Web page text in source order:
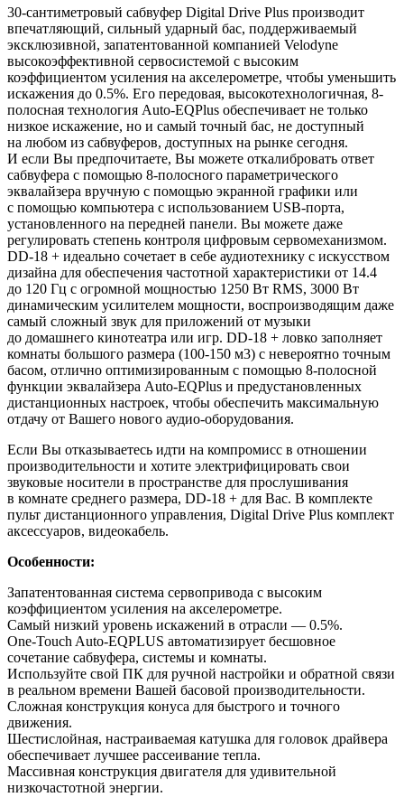
30-сантиметровый сабвуфер Digital Drive Plus производит
впечатляющий, сильный ударный бас, поддерживаемый
эксклюзивной, запатентованной компанией Velodyne
высокоэффективной сервосистемой с высоким
коэффициентом усиления на акселерометре, чтобы уменьшить
искажения до 0.5%. Его передовая, высокотехнологичная, 8-
полосная технология Auto-EQPlus обеспечивает не только
низкое искажение, но и самый точный бас, не доступный
на любом из сабвуферов, доступных на рынке сегодня.
И если Вы предпочитаете, Вы можете откалибровать ответ
сабвуфера с помощью 8-полосного параметрического
эквалайзера вручную с помощью экранной графики или
с помощью компьютера с использованием USB-порта,
установленного на передней панели. Вы можете даже
регулировать степень контроля цифровым сервомеханизмом.
DD-18 + идеально сочетает в себе аудиотехнику с искусством
дизайна для обеспечения частотной характеристики от 14.4
до 120 Гц с огромной мощностью 1250 Вт RMS, 3000 Вт
динамическим усилителем мощности, воспроизводящим даже
самый сложный звук для приложений от музыки
до домашнего кинотеатра или игр. DD-18 + ловко заполняет
комнаты большого размера (100-150 м3) с невероятно точным
басом, отлично оптимизированным с помощью 8-полосной
функции эквалайзера Auto-EQPlus и предустановленных
дистанционных настроек, чтобы обеспечить максимальную
отдачу от Вашего нового аудио-оборудования.
Если Вы отказываетесь идти на компромисс в отношении
производительности и хотите электрифицировать свои
звуковые носители в пространстве для прослушивания
в комнате среднего размера, DD-18 + для Вас. В комплекте
пульт дистанционного управления, Digital Drive Plus комплект
аксессуаров, видеокабель.
Особенности:
Запатентованная система сервопривода с высоким
коэффициентом усиления на акселерометре.
Самый низкий уровень искажений в отрасли — 0.5%.
One-Touch Auto-EQPLUS автоматизирует бесшовное
сочетание сабвуфера, системы и комнаты.
Используйте свой ПК для ручной настройки и обратной связи
в реальном времени Вашей басовой производительности.
Сложная конструкция конуса для быстрого и точного
движения.
Шестислойная, настраиваемая катушка для головок драйвера
обеспечивает лучшее рассеивание тепла.
Массивная конструкция двигателя для удивительной
низкочастотной энергии.